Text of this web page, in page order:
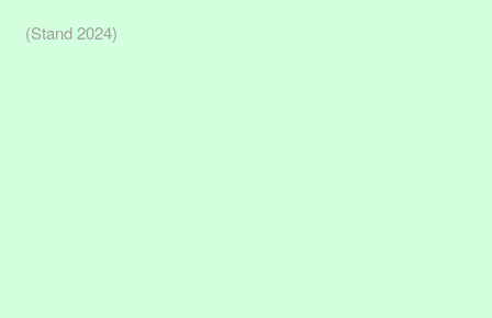
(Stand 2024)